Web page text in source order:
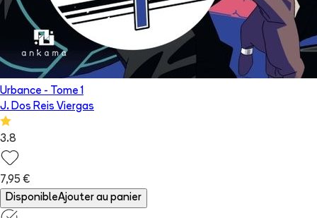
Urbance - Tome 1
J. Dos Reis Viergas
3.8
7,95 €
DisponibleAjouter au panier